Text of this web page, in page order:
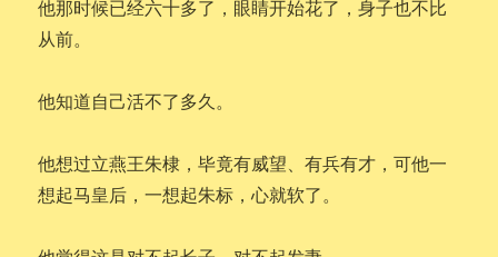
他那时候已经六十多了，眼睛开始花了，身子也不比
从前。
他知道自己活不了多久。
他想过立燕王朱棣，毕竟有威望、有兵有才，可他一
想起马皇后，一想起朱标，心就软了。